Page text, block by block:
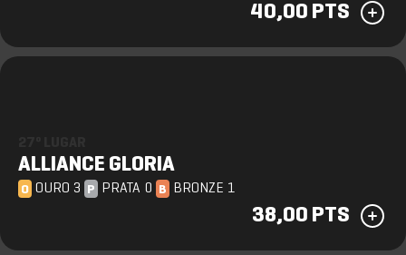
40,00 PTS
ALLIANCE GLORIA
O OURO 3 P PRATA 0 B BRONZE 1
38,00 PTS